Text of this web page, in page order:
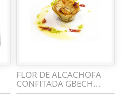
FLOR DE ALCACHOFA
CONFITADA GBECH...